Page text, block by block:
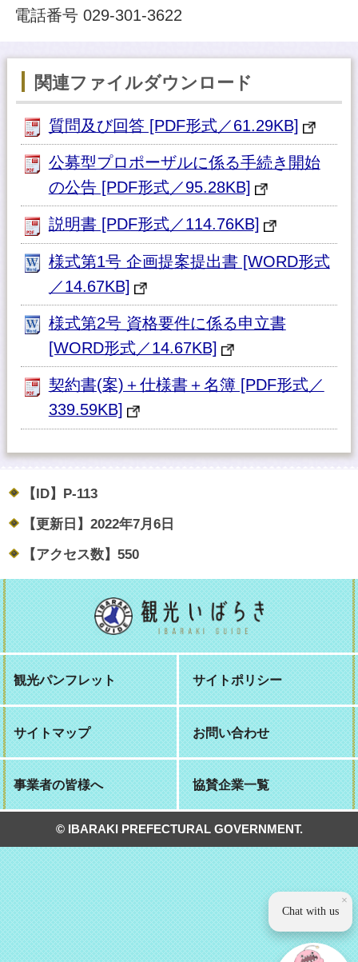
電話番号 029-301-3622
関連ファイルダウンロード
質問及び回答 [PDF形式／61.29KB]
公募型プロポーザルに係る手続き開始
の公告 [PDF形式／95.28KB]
説明書 [PDF形式／114.76KB]
様式第1号 企画提案提出書 [WORD形式
／14.67KB]
様式第2号 資格要件に係る申立書
[WORD形式／14.67KB]
契約書(案)＋仕様書＋名簿 [PDF形式／
339.59KB]
【ID】 P-113
【更新日】 2022年7月6日
【アクセス数】 550
観光パンフレット サイトポリシー
サイトマップ お問い合わせ
事業者の皆様へ 協賛企業一覧
© IBARAKI PREFECTURAL GOVERNMENT.
×
Chat with us